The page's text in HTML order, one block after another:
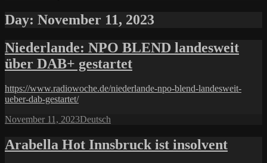
Day: November 11, 2023
Niederlande: NPO BLEND landesweit
über DAB+ gestartet
https://www.radiowoche.de/niederlande-npo-blend-landesweit-
ueber-dab-gestartet/
Posted
November 11, 2023Categories
Deutsch
Arabella Hot Innsbruck ist insolvent